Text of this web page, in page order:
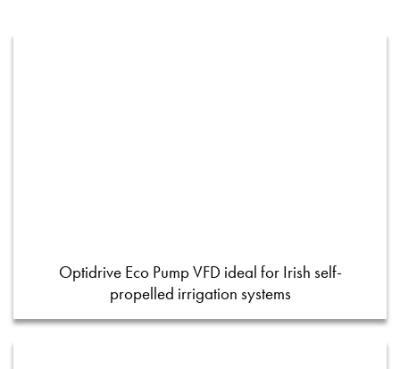
Optidrive Eco Pump VFD ideal for Irish self-
propelled irrigation systems